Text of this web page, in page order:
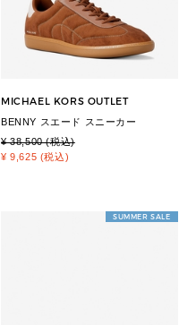
MICHAEL KORS OUTLET
BENNY スエード スニーカー
¥ 38,500 (税込)
¥ 9,625 (税込)
SUMMER SALE